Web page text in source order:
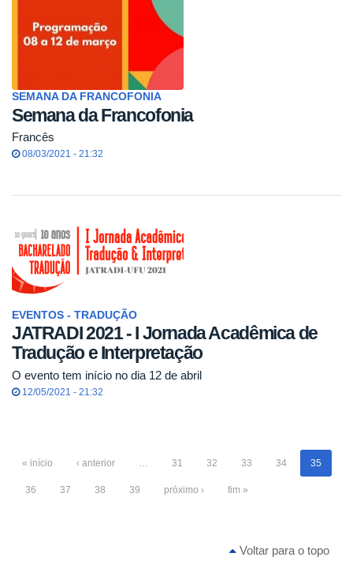
SEMANA DA FRANCOFONIA
Semana da Francofonia
Francês
08/03/2021 - 21:32
EVENTOS - TRADUÇÃO
JATRADI 2021 - I Jornada Acadêmica de
Tradução e Interpretação
O evento tem início no dia 12 de abril
12/05/2021 - 21:32
« início ‹ anterior … 31 32 33 34 35
36 37 38 39 próximo › fim »
Voltar para o topo